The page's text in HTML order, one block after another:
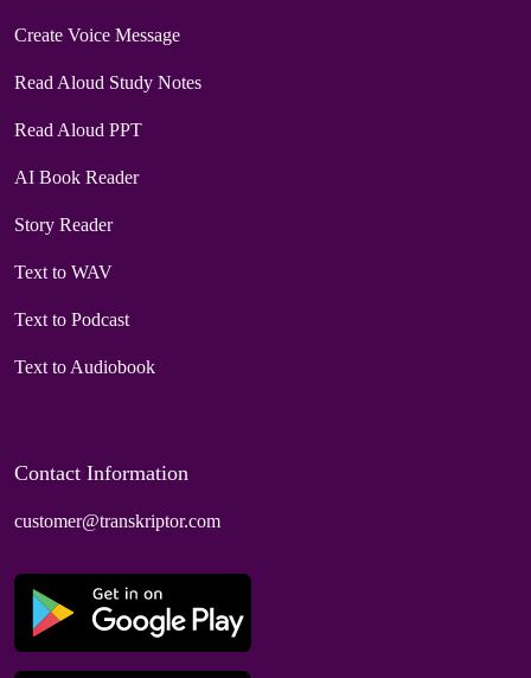
Create Voice Message
Read Aloud Study Notes
Read Aloud PPT
AI Book Reader
Story Reader
Text to WAV
Text to Podcast
Text to Audiobook
Contact Information
customer@transkriptor.com